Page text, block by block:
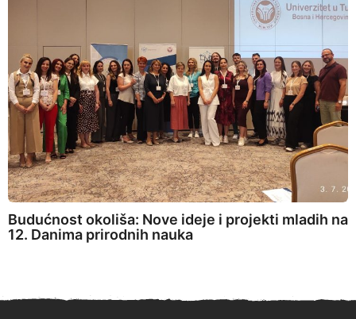
Budućnost okoliša: Nove ideje i projekti mladih na
12. Danima prirodnih nauka